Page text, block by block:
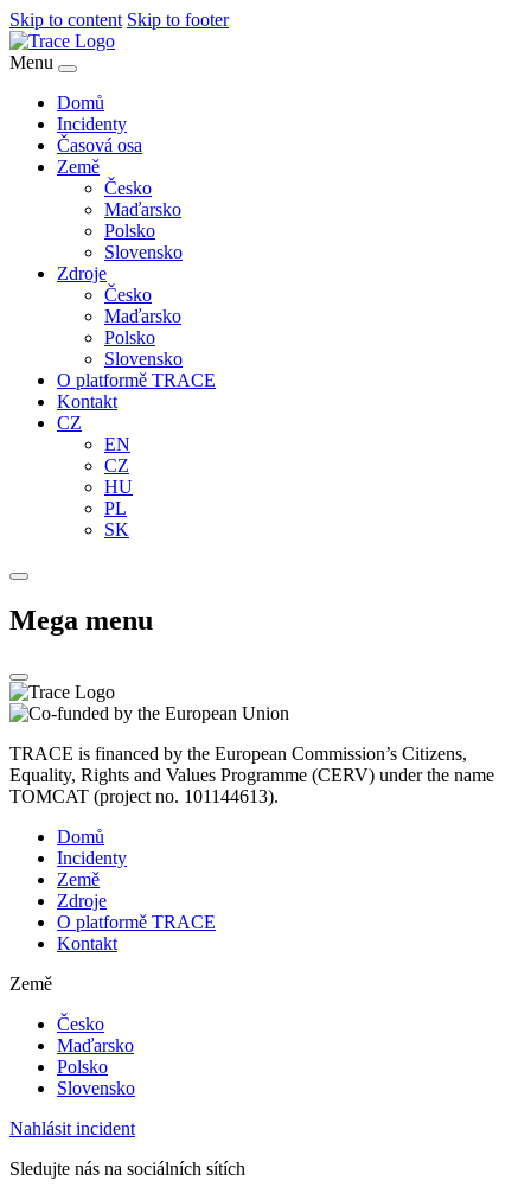
Skip to content Skip to footer
Menu
Domů
Incidenty
Časová osa
Země
Česko
Maďarsko
Polsko
Slovensko
Zdroje
Česko
Maďarsko
Polsko
Slovensko
O platformě TRACE
Kontakt
CZ
EN
CZ
HU
PL
SK
Mega menu
TRACE is financed by the European Commission’s Citizens,
Equality, Rights and Values Programme (CERV) under the name
TOMCAT (project no. 101144613).
Domů
Incidenty
Země
Zdroje
O platformě TRACE
Kontakt
Země
Česko
Maďarsko
Polsko
Slovensko
Nahlásit incident
Sledujte nás na sociálních sítích